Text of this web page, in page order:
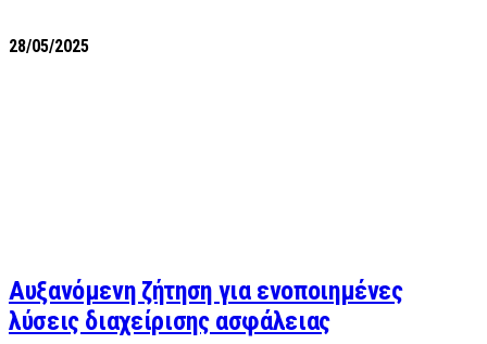
28/05/2025
Αυξανόμενη ζήτηση για ενοποιημένες
λύσεις διαχείρισης ασφάλειας